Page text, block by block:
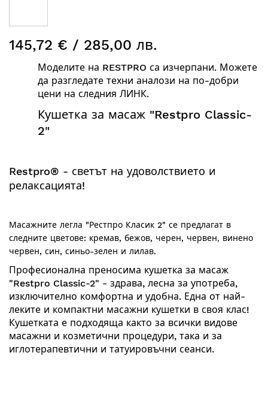
към
галерия
снимки
145,72 € / 285,00 лв.
Моделите на RESTPRO са изчерпани. Можете
да разгледате техни аналози на по-добри
цени на следния ЛИНК.
Кушетка за масаж "Restpro Classic-
2"
Restpro® - светът на удоволствието и
релаксацията!
Масажните легла "Рестпро Класик 2" се предлагат в
следните цветове: кремав, бежов, черен, червен, винено
червен, син, синьо-зелен и лилав.
Професионална преносима кушетка за масаж
"Restpro Classic-2" - здрава, лесна за употреба,
изключително комфортна и удобна. Една от най-
леките и компактни масажни кушетки в своя клас!
Кушетката е подходяща както за всички видове
масажни и козметични процедури, така и за
иглотерапевтични и татуировъчни сеанси.